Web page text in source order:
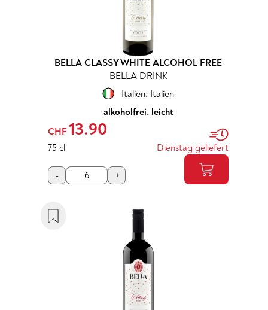
BELLA CLASSY WHITE ALCOHOL FREE
BELLA DRINK
Italien, Italien
alkoholfrei, leicht
CHF 13.90
75 cl Dienstag geliefert
- +